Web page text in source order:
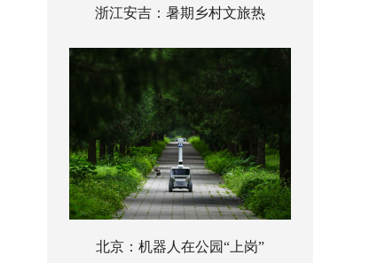
浙江安吉：暑期乡村文旅热
北京：机器人在公园“上岗”